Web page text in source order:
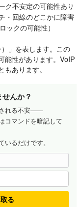
ク不安定の可能性あり
・回線のどこかに障害
ックの可能性）
」を表します。この
能性があります。VoIP
あります。
んか？
される不安——
コマンドを暗記して
いるだけです。
る